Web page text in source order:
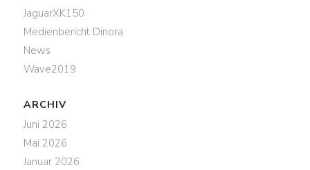
JaguarXK150
Medienbericht Dinora
News
Wave2019
ARCHIV
Juni 2026
Mai 2026
Januar 2026